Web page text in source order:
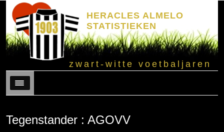
HERACLES ALMELO
STATISTIEKEN
zwart-witte voetbaljaren
Menu
Tegenstander : AGOVV